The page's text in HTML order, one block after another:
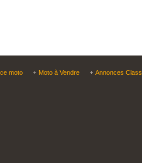
moto Moto à Vendre
Annonces